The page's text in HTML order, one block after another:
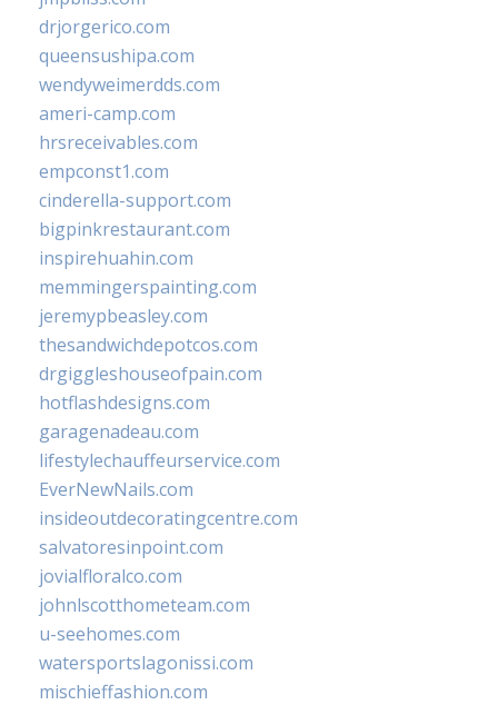
drjorgerico.com
queensushipa.com
wendyweimerdds.com
ameri-camp.com
hrsreceivables.com
empconst1.com
cinderella-support.com
bigpinkrestaurant.com
inspirehuahin.com
memmingerspainting.com
jeremypbeasley.com
thesandwichdepotcos.com
drgiggleshouseofpain.com
hotflashdesigns.com
garagenadeau.com
lifestylechauffeurservice.com
EverNewNails.com
insideoutdecoratingcentre.com
salvatoresinpoint.com
jovialfloralco.com
johnlscotthometeam.com
u-seehomes.com
watersportslagonissi.com
mischieffashion.com